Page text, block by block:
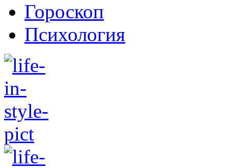
Гороскоп
Психология